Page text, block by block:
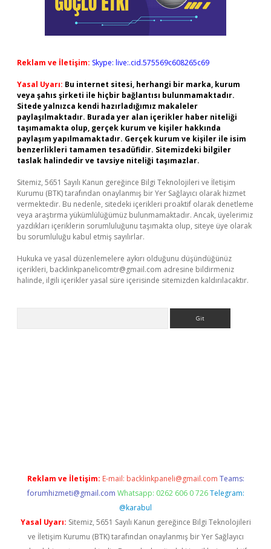
Reklam ve İletişim: Skype: live:.cid.575569c608265c69
Yasal Uyarı: Bu internet sitesi, herhangi bir marka, kurum
veya şahıs şirketi ile hiçbir bağlantısı bulunmamaktadır.
Sitede yalnızca kendi hazırladığımız makaleler
paylaşılmaktadır. Burada yer alan içerikler haber niteliği
taşımamakta olup, gerçek kurum ve kişiler hakkında
paylaşım yapılmamaktadır. Gerçek kurum ve kişiler ile isim
benzerlikleri tamamen tesadüfidir. Sitemizdeki bilgiler
taslak halindedir ve tavsiye niteliği taşımazlar.
Sitemiz, 5651 Sayılı Kanun gereğince Bilgi Teknolojileri ve İletişim
Kurumu (BTK) tarafından onaylanmış bir Yer Sağlayıcı olarak hizmet
vermektedir. Bu nedenle, sitedeki içerikleri proaktif olarak denetleme
veya araştırma yükümlülüğümüz bulunmamaktadır. Ancak, üyelerimiz
yazdıkları içeriklerin sorumluluğunu taşımakta olup, siteye üye olarak
bu sorumluluğu kabul etmiş sayılırlar.
Hukuka ve yasal düzenlemelere aykırı olduğunu düşündüğünüz
içerikleri, backlinkpanelicomtr@gmail.com adresine bildirmeniz
halinde, ilgili içerikler yasal süre içerisinde sitemizden kaldırılacaktır.
Reklam ve İletişim: E-mail: backlinkpaneli@gmail.com Teams:
forumhizmeti@gmail.com Whatsapp: 0262 606 0 726 Telegram:
@karabul
Yasal Uyarı: Sitemiz, 5651 Sayılı Kanun gereğince Bilgi Teknolojileri
ve İletişim Kurumu (BTK) tarafından onaylanmış bir Yer Sağlayıcı